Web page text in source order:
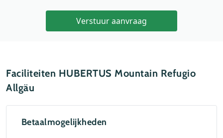
Verstuur aanvraag
Faciliteiten HUBERTUS Mountain Refugio
Allgäu
Betaalmogelijkheden